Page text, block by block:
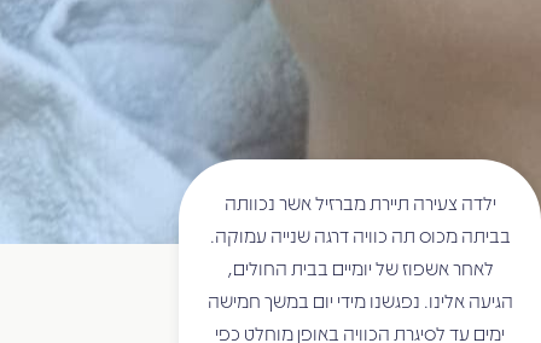
ילדה צעירה תיירת מברזיל אשר נכוותה
בביתה מכוס תה כוויה דרגה שנייה עמוקה.
לאחר אשפוז של יומיים בבית החולים,
הגיעה אלינו. נפגשנו מידי יום במשך חמישה
ימים עד לסיגרת הכוויה באופן מוחלט כפי